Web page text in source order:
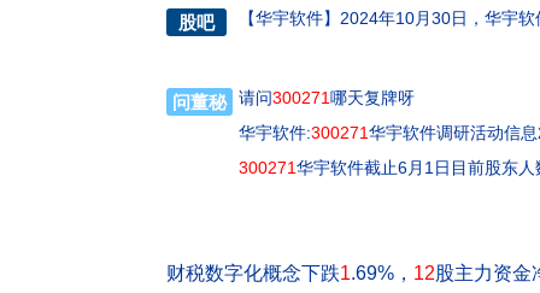
股吧 【华宇软件】 2024年10月30日，华宇软
问董秘 请问300271哪天复牌呀
华宇软件:300271华宇软件调研活动信
300271华宇软件截止6月1日目前股东人
财税数字化概念下跌1.69%， 12股主力资金